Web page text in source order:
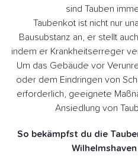
sind Tauben
Taubenkot ist nicht nur
Bausubstanz an, er stellt
indem er Krankheitserreger
Um das Gebäude vor
oder dem Eindringen von
erforderlich, geeignete
Ansiedlung von
So bekämpfst du die